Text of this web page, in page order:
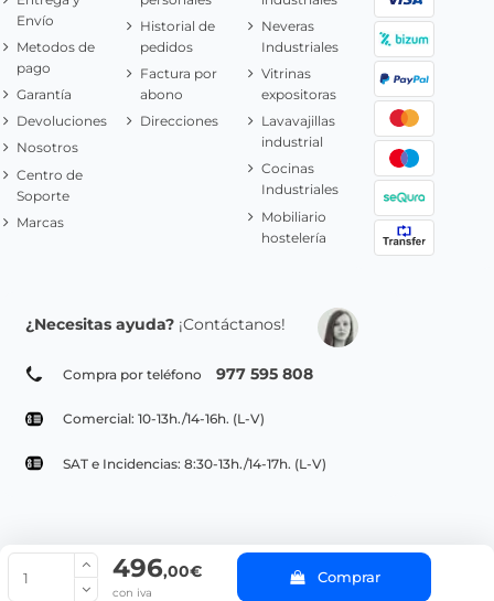
496,00€
con iva
Comprar
Envío
Metodos de
pago
Garantía
Devoluciones
Nosotros
Centro de
Soporte
Marcas
Historial de
pedidos
Factura por
abono
Direcciones
Neveras
Industriales
Vitrinas
expositoras
Lavavajillas
industrial
Cocinas
Industriales
Mobiliario
hostelería
¿Necesitas ayuda? ¡Contáctanos!
Compra por teléfono 977 595 808
Comercial: 10-13h./14-16h. (L-V)
SAT e Incidencias: 8:30-13h./14-17h. (L-V)
© Copyright 2022 PepeBar.com |
Aviso legal y
Condiciones generales de compra |